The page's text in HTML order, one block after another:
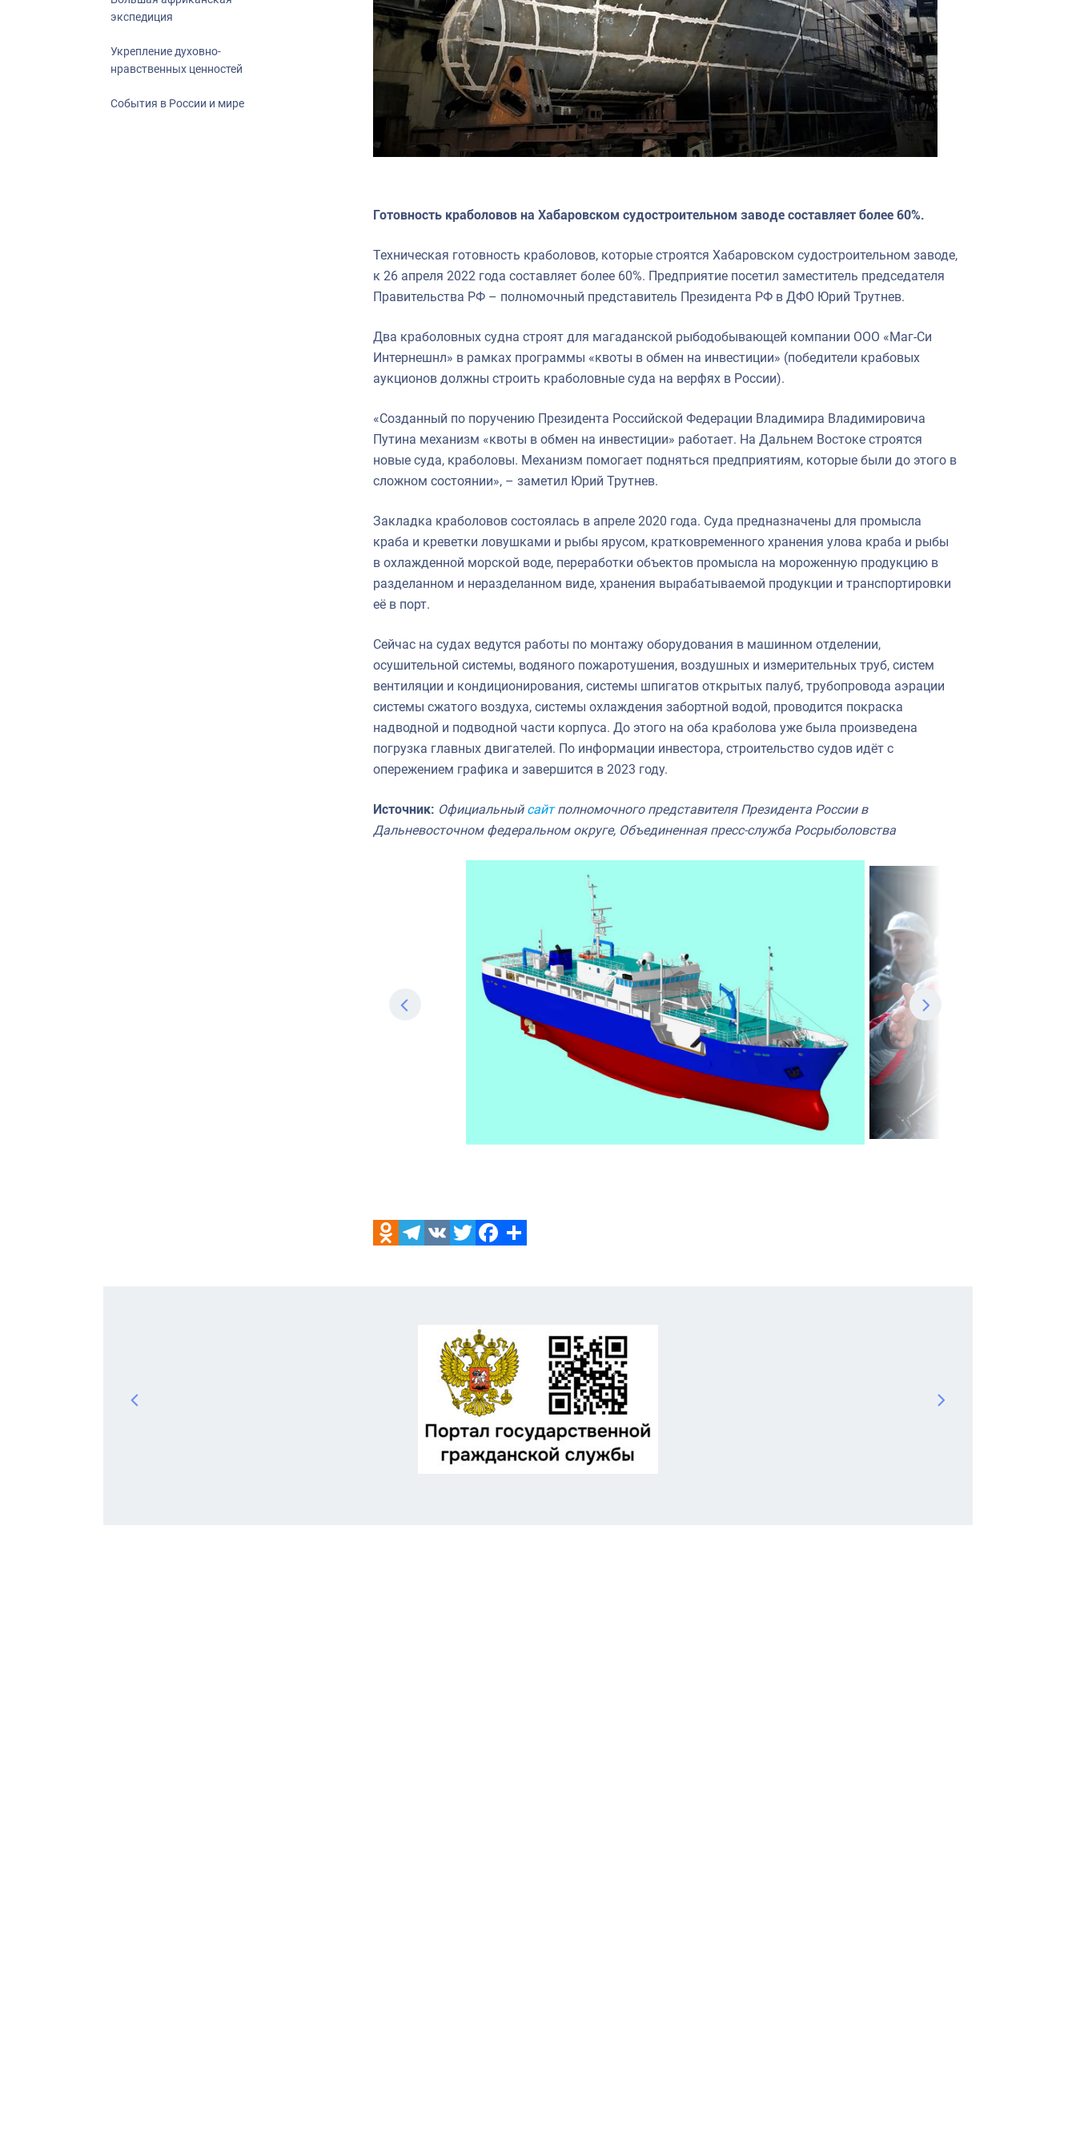
экспедиция
Укрепление духовно-
нравственных ценностей
События в России и мире
Готовность краболовов на Хабаровском судостроительном заводе составляет более 60%.
Техническая готовность краболовов, которые строятся Хабаровском судостроительном заводе,
к 26 апреля 2022 года составляет более 60%. Предприятие посетил заместитель председателя
Правительства РФ – полномочный представитель Президента РФ в ДФО Юрий Трутнев.
Два краболовных судна строят для магаданской рыбодобывающей компании ООО «Маг-Си
Интернешнл» в рамках программы «квоты в обмен на инвестиции» (победители крабовых
аукционов должны строить краболовные суда на верфях в России).
«Созданный по поручению Президента Российской Федерации Владимира Владимировича
Путина механизм «квоты в обмен на инвестиции» работает. На Дальнем Востоке строятся
новые суда, краболовы. Механизм помогает подняться предприятиям, которые были до этого в
сложном состоянии», – заметил Юрий Трутнев.
Закладка краболовов состоялась в апреле 2020 года. Суда предназначены для промысла
краба и креветки ловушками и рыбы ярусом, кратковременного хранения улова краба и рыбы
в охлажденной морской воде, переработки объектов промысла на мороженную продукцию в
разделанном и неразделанном виде, хранения вырабатываемой продукции и транспортировки
её в порт.
Сейчас на судах ведутся работы по монтажу оборудования в машинном отделении,
осушительной системы, водяного пожаротушения, воздушных и измерительных труб, систем
вентиляции и кондиционирования, системы шпигатов открытых палуб, трубопровода аэрации
системы сжатого воздуха, системы охлаждения забортной водой, проводится покраска
надводной и подводной части корпуса. До этого на оба краболова уже была произведена
погрузка главных двигателей. По информации инвестора, строительство судов идёт с
опережением графика и завершится в 2023 году.
Источник: Официальный сайтполномочного представителя Президента России в
Дальневосточном федеральном округе, Объединенная пресс-служба Росрыболовства